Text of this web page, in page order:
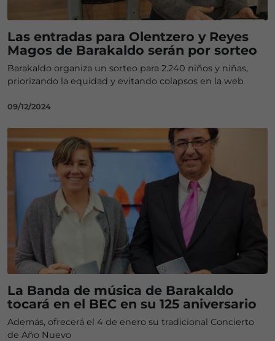
Las entradas para Olentzero y Reyes
Magos de Barakaldo serán por sorteo
Barakaldo organiza un sorteo para 2.240 niños y niñas,
priorizando la equidad y evitando colapsos en la web
09/12/2024
La Banda de música de Barakaldo
tocará en el BEC en su 125 aniversario
Además, ofrecerá el 4 de enero su tradicional Concierto
de Año Nuevo